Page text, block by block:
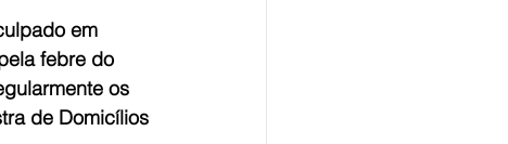
em
febre do
os
de Domicílios